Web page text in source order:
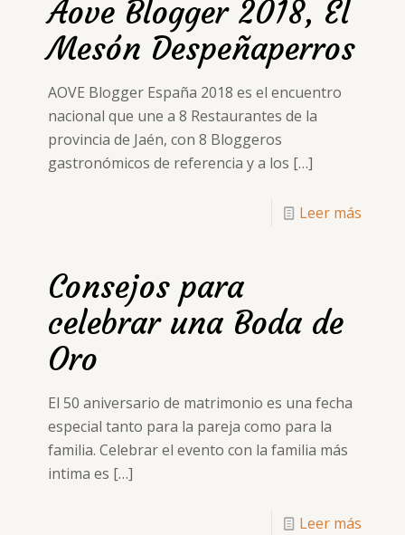
Aove Blogger 2018, El
Mesón Despeñaperros
AOVE Blogger España 2018 es el encuentro
nacional que une a 8 Restaurantes de la
provincia de Jaén, con 8 Bloggeros
gastronómicos de referencia y a los […]
Leer más
Consejos para
celebrar una Boda de
Oro
El 50 aniversario de matrimonio es una fecha
especial tanto para la pareja como para la
familia. Celebrar el evento con la familia más
intima es […]
Leer más